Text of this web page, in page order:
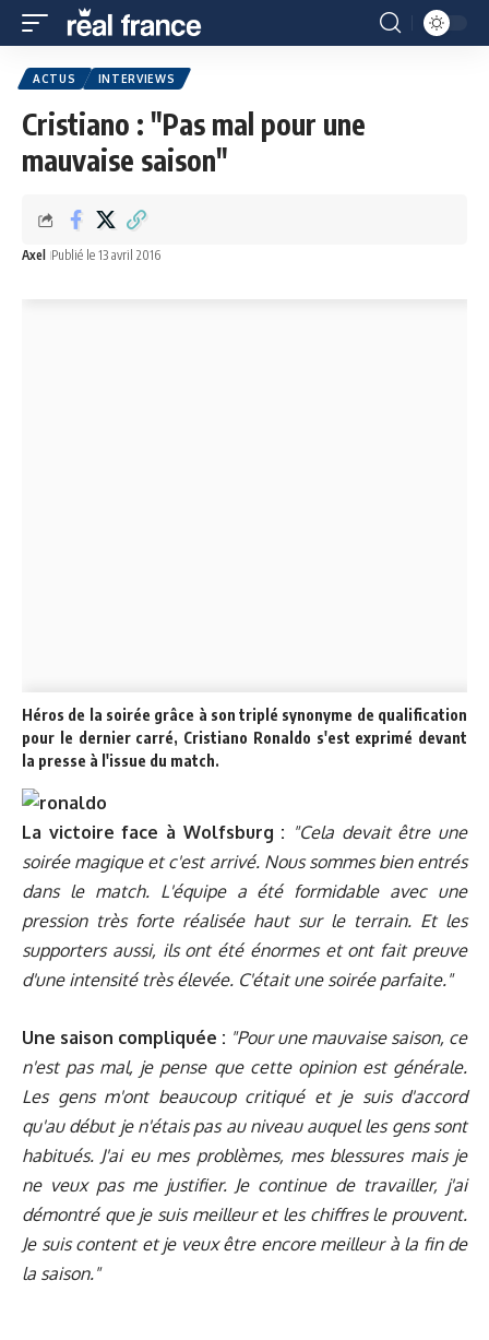
ACTUS INTERVIEWS
Cristiano : "Pas mal pour une
mauvaise saison"
Axel Publié le 13 avril 2016
Héros de la soirée grâce à son triplé synonyme de qualification
pour le dernier carré, Cristiano Ronaldo s'est exprimé devant
la presse à l'issue du match.
La victoire face à Wolfsburg : "Cela devait être une
soirée magique et c'est arrivé. Nous sommes bien entrés
dans le match. L'équipe a été formidable avec une
pression très forte réalisée haut sur le terrain. Et les
supporters aussi, ils ont été énormes et ont fait preuve
d'une intensité très élevée. C'était une soirée parfaite."
Une saison compliquée : "Pour une mauvaise saison, ce
n'est pas mal, je pense que cette opinion est générale.
Les gens m'ont beaucoup critiqué et je suis d'accord
qu'au début je n'étais pas au niveau auquel les gens sont
habitués. J'ai eu mes problèmes, mes blessures mais je
ne veux pas me justifier. Je continue de travailler, j'ai
démontré que je suis meilleur et les chiffres le prouvent.
Je suis content et je veux être encore meilleur à la fin de
la saison."